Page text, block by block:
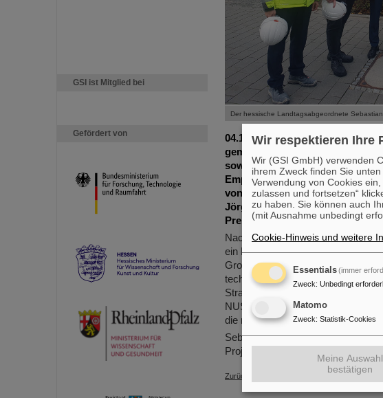
GSI ist Mitglied bei
Gefördert von 04.11.2025 |Der hessische
gemeinsam mit seinem
sowie den Baufortschritt des
Empfangen wurden die Gäste
von GSI und FAIR, Dr.
Jörg Blaurock, Technischem
Presse- und
Nach einer einführenden
ein Rundgang über die FAIR-
Großforschungsanlage. Besichtigt
technischem Anlagenbereich und
Strahlführungsstrukturen sowie
NUSTAR-Experimente. Eine
die medizinische Forschung zur
Sebastian Sommer zeigte sich
Projekts für den
Zurück
Wir respektieren Ihre
Wir (GSI GmbH) verwenden
ihrem Zweck finden Sie
Verwendung von Cookies
zulassen und fortsetzen“
zu haben. Sie können auch
(mit Ausnahme unbedingt
Cookie-Hinweis und weitere
Essentials(immer
Zweck: Unbedingt
Matomo
Zweck: Statistik-Cookies
Meine Auswahl
bestätigen